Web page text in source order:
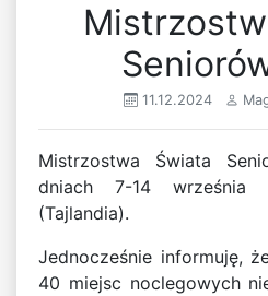
11.12.2024
Mistrzostwa Świata
dniach 7-14 września
(Tajlandia).
Jednocześnie informuję,
40 miejsc noclegowych